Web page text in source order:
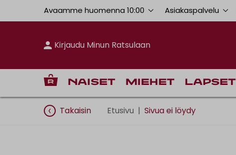
Avaamme huomenna 10:00 Asiakaspalvelu
Kirjaudu Minun Ratsulaan
Naiset Miehet Lapset
Takaisin Etusivu | Sivua ei löydy